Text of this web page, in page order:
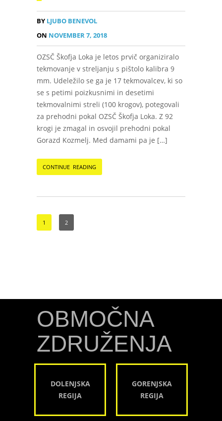
BY LJUBO BENEVOL
ON NOVEMBER 7, 2018
OZSČ Škofja Loka je letos prvič organiziralo
tekmovanje v streljanju s pištolo kalibra 9
mm. Udeležilo se ga je 17 tekmovalcev, ki so
se s petimi poizkusnimi in desetimi
tekmovalnimi streli (100 krogov), potegovali
za prehodni pokal OZSČ Škofja Loka. Z 92
krogi je zmagal in osvojil prehodni pokal
Gorazd Kozmelj. Med damami pa je […]
CONTINUE READING
1 2
OBMOČNA
ZDRUŽENJA
DOLENJSKA
REGIJA
GORENJSKA
REGIJA